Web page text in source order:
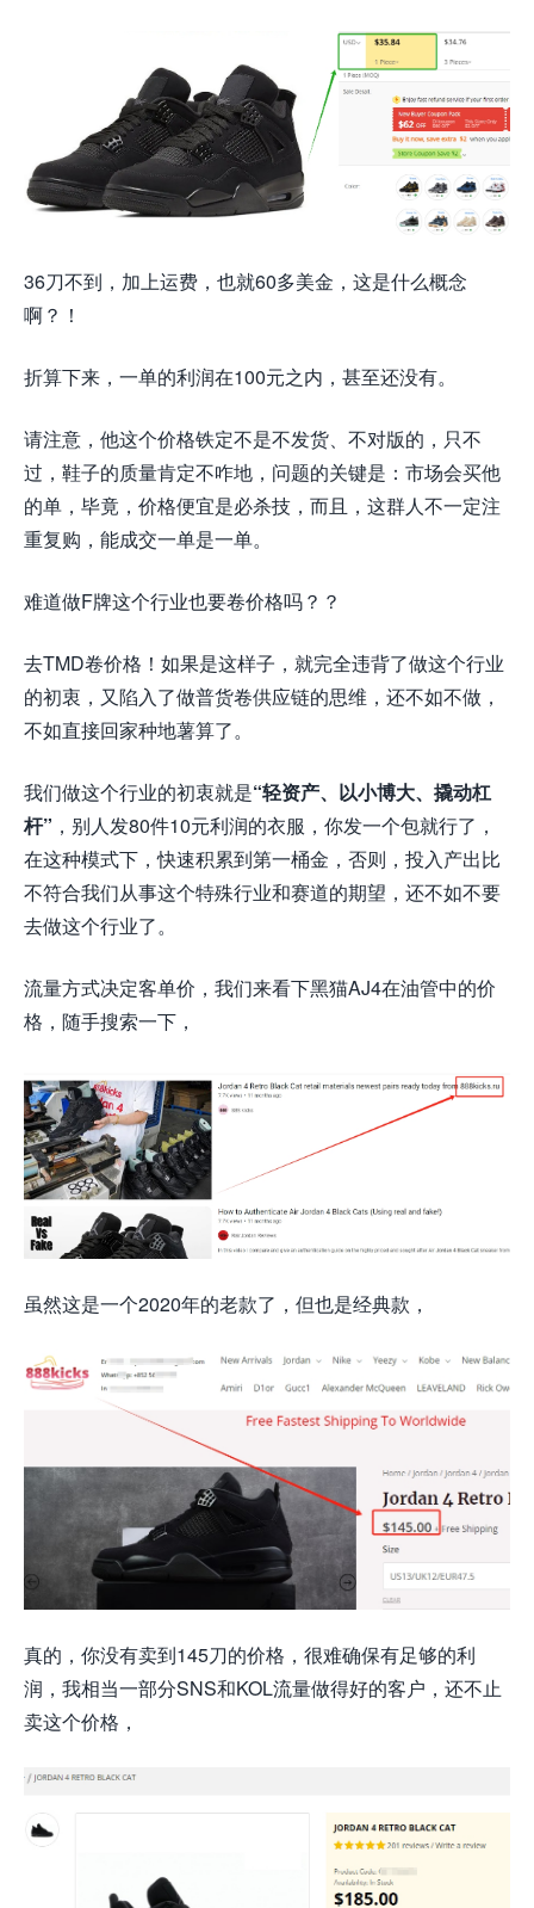
36刀不到，加上运费，也就60多美金，这是什么概念
啊？！
折算下来，一单的利润在100元之内，甚至还没有。
请注意，他这个价格铁定不是不发货、不对版的，只不
过，鞋子的质量肯定不咋地，问题的关键是：市场会买他
的单，毕竟，价格便宜是必杀技，而且，这群人不一定注
重复购，能成交一单是一单。
难道做F牌这个行业也要卷价格吗？？
去TMD卷价格！如果是这样子，就完全违背了做这个行业
的初衷，又陷入了做普货卷供应链的思维，还不如不做，
不如直接回家种地薯算了。
我们做这个行业的初衷就是“轻资产、以小博大、撬动杠
杆” ，别人发80件10元利润的衣服，你发一个包就行了，
在这种模式下，快速积累到第一桶金，否则，投入产出比
不符合我们从事这个特殊行业和赛道的期望，还不如不要
去做这个行业了。
流量方式决定客单价，我们来看下黑猫AJ4在油管中的价
格，随手搜索一下，
虽然这是一个2020年的老款了，但也是经典款，
真的，你没有卖到145刀的价格，很难确保有足够的利
润，我相当一部分SNS和KOL流量做得好的客户，还不止
卖这个价格，